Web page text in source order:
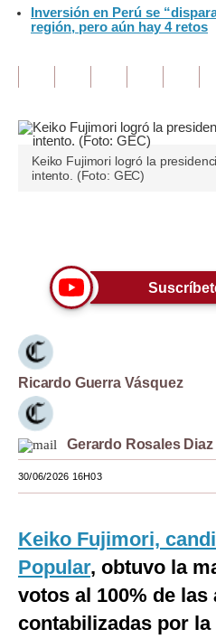
Editorial
Mundo
EEUU
México
España
Internacional
Tecnología
Mix
G de Gestión
Notas Contratadas
Inversión en Perú se
región, pero aún hay 4 retos
Keiko Fujimori logró la
intento. (Foto: GEC)
Ricardo Guerra Vásquez
Gerardo Rosales Diaz
30/06/2026 16H03
Keiko Fujimori,
Popular, obtuvo la
votos al 100% de las
contabilizadas por